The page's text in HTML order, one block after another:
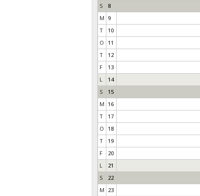
S
8
M 9
T
10
O
11
T
12
F
13
L
14
S
15
M 16
T
17
O
18
T
19
F
20
L
21
S
22
M 23